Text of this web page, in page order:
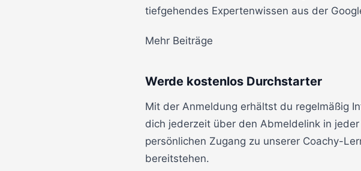
tiefgehendes Expertenwissen aus der
Mehr Beiträge
Werde kostenlos Durchstarter
Mit der Anmeldung erhältst du regelmäßig
dich jederzeit über den Abmeldelink in
persönlichen Zugang zu unserer Coachy-
bereitstehen.